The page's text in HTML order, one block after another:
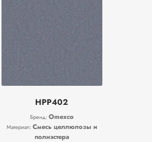
HPP402
Бренд: Omexco
Материал: Смесь целлюлозы и
полиэстера